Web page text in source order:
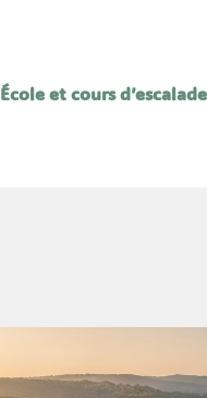
École et cours